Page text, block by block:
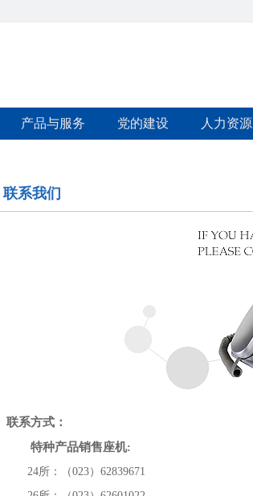
产品与服务 党的建设 人力资源
联系我们
联系方式：
特种产品销售座机:
24所：（023）62839671